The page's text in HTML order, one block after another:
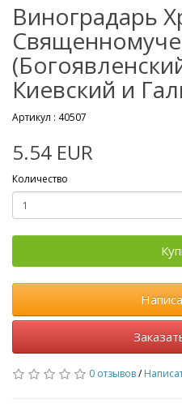
Виноградарь
Киевский и
Артикул : 40507
5.54 EUR
Количество
0 отзывов/